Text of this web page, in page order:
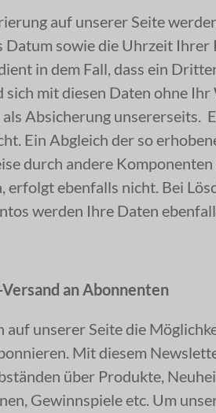
auf unserer Seite
Datum sowie die Uhrzeit Ihrer
in dem Fall, dass ein
sich mit diesen Daten ohne
Absicherung unsererseits.
Ein Abgleich der so
durch andere
erfolgt ebenfalls nicht. Bei
werden Ihre Daten
an Abonnenten
auf unserer Seite die
Mit diesem
über Produkte,
Gewinnspiele etc. Um